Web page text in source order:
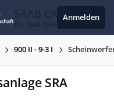
SAAB CARS
Die Saab Gemeinschaft
Anmelden
900 II - 9-3 I
SRA